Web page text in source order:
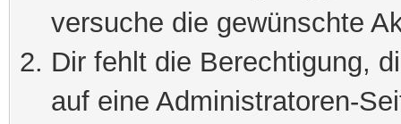
versuche die gewünschte
Dir fehlt die Berechtigung,
auf eine Administratoren-